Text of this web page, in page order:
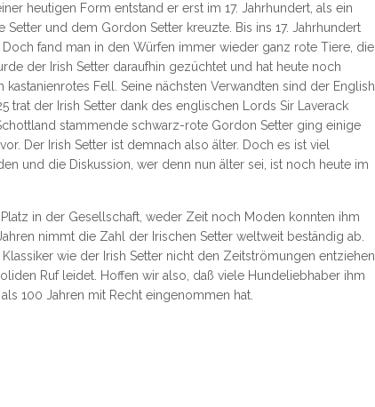
heutigen Form entstand er erst im 17. Jahrhundert, als ein
und dem Gordon Setter kreuzte. Bis ins 17. Jahrhundert
fand man in den Würfen immer wieder ganz rote Tiere, die
der Irish Setter daraufhin gezüchtet und hat heute noch
Fell. Seine nächsten Verwandten sind der English
trat der Irish Setter dank des englischen Lords Sir Laverack
stammende schwarz-rote Gordon Setter ging einige
Der Irish Setter ist demnach also älter. Doch es ist viel
und die Diskussion, wer denn nun älter sei, ist noch heute im
in der Gesellschaft, weder Zeit noch Moden konnten ihm
nimmt die Zahl der Irischen Setter weltweit beständig ab.
wie der Irish Setter nicht den Zeitströmungen entziehen
Ruf leidet. Hoffen wir also, daß viele Hundeliebhaber ihm
100 Jahren mit Recht eingenommen hat.